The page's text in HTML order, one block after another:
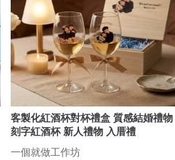
客製化紅酒杯對杯禮盒 質感結婚禮物
刻字紅酒杯 新人禮物 入厝禮
一個就做工作坊